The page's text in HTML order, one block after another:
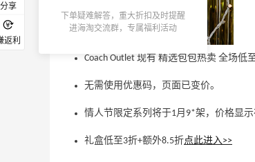
Coach Outlet 现有 精选包包热卖 全场低
无需使用优惠码，页面已变价。
情人节限定系列将于1月9*架，价格显
礼盒低至3折+额外8.5折点此进入>>
分享
返利
下单疑难解答，重大折扣及时提醒
进海淘交流群，专属福利活动